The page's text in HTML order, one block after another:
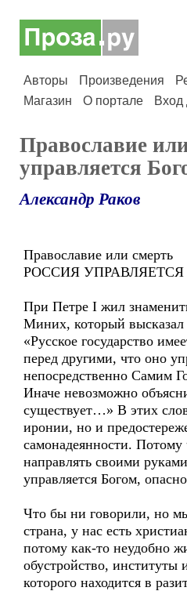
Авторы Произведения
Магазин
О портале Вход
Православие
управляется
Александр Раков
Православие или смерть
РОССИЯ
При Петре I жил
Миних, который
«Русское государство
перед другими, что оно
непосредственно Самим
Иначе невозможно
существует…» В этих
иронии, но и
самонадеянности. Потому
направлять своими
управляется Богом,
Что бы ни говорили, но
страна, у нас есть
потому как-то неудобно
обустройство, институты
которого находится в